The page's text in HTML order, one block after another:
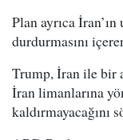
Plan ayrıca
durdurmasını
Trump, İran ile bir
İran limanlarına
kaldırmayacağını